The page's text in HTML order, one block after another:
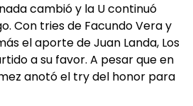
cambió y la U continuó
Con tries de Facundo Vera y
el aporte de Juan Landa, Los
a su favor. A pesar que en
anotó el try del honor para